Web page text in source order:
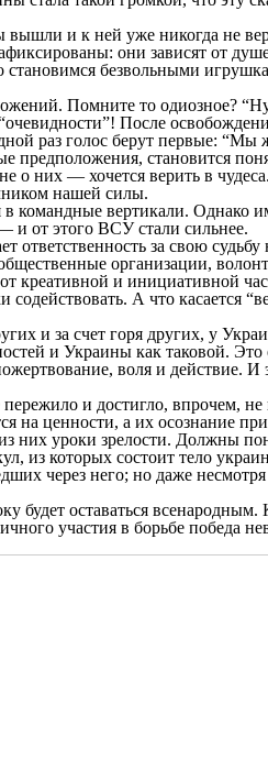
и к ней уже никогда не
они зависят от
безвольными
Помните то одиозное?
После
раз голос берут первые:
становится
о них — хочется верить в
нашей силы.
вертикали. Однако
и от этого ВСУ стали сильнее.
ответственность за свою
организации,
креативной и инициативной
А что касается
и за счет горя других, у
и Украины как
воля и
и достигло, впрочем,
ценности, а их осознание
них уроки зрелости. Должны
из которых состоит тело
через него; но даже
оставаться
участия в борьбе победа